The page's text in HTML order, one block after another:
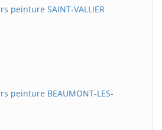
peinture SAINT-VALLIER
peinture BEAUMONT-LES-